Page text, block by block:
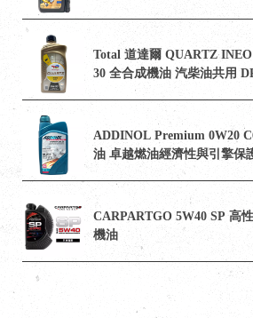
Total 道達爾 QUARTZ
30 全合成機油 汽柴油共用
ADDINOL Premium 0W20
油 卓越燃油經濟性與引擎保
CARPARTGO 5W40 SP 高
機油